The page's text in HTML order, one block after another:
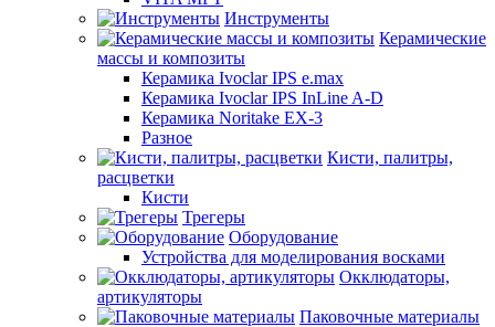
Инструменты
Керамические
массы и композиты
Керамика Ivoclar IPS e.max
Керамика Ivoclar IPS InLine A-D
Керамика Noritake EX-3
Разное
Кисти, палитры,
расцветки
Кисти
Трегеры
Оборудование
Устройства для моделирования восками
Окклюдаторы,
артикуляторы
Паковочные материалы